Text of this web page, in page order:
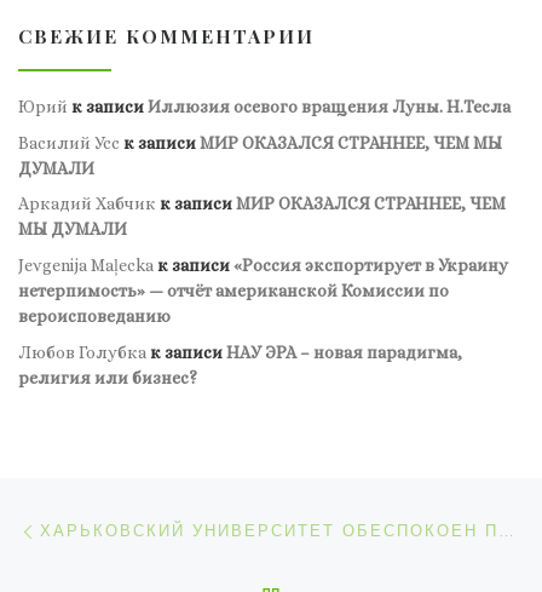
СВЕЖИЕ КОММЕНТАРИИ
Юрий к записиИллюзия осевого вращения Луны. Н.Тесла
Василий Усс к записиМИР ОКАЗАЛСЯ СТРАННЕЕ, ЧЕМ МЫ
ДУМАЛИ
Аркадий Хабчик к записиМИР ОКАЗАЛСЯ СТРАННЕЕ, ЧЕМ
МЫ ДУМАЛИ
Jevgenija Maļecka к записи«Россия экспортирует в Украину
нетерпимость» — отчёт американской Комиссии по
вероисповеданию
Любов Голубка к записиНАУ ЭРА – новая парадигма,
религия или бизнес?
ХАРЬКОВСКИЙ УНИВЕРСИТЕТ ОБЕСПОКОЕН ПРОБЛЕМОЙ ПРИШЕЛЬЦЕВ